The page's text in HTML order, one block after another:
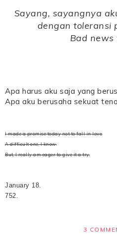
Sayang, sayangnya
dengan toleransi
Bad news
Apa harus aku saja yang
Apa aku berusaha sekuat
I made a promise today not to fall in love.
A difficult one, I know.
But, I really am eager to give it a try.
January 18.
752.
3